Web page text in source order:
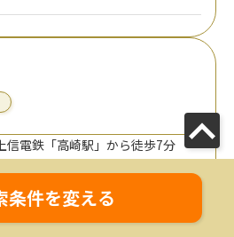
信電鉄「高崎駅」から徒歩7分
群馬県高崎市栄町22-20 ア
ブフリークビル1階
条件を変える